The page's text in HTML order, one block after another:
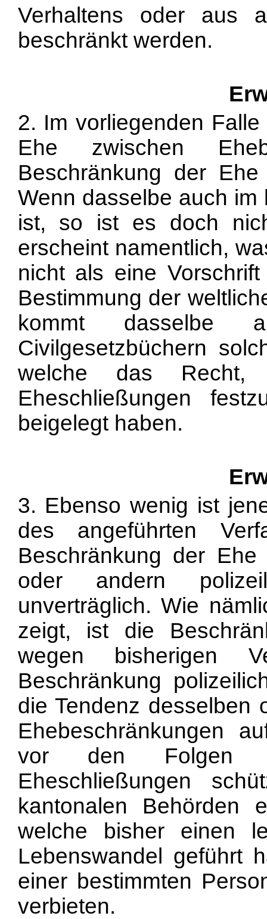
Verhaltens oder aus
beschränkt werden.
2. Im vorliegenden
Ehe zwischen
Beschränkung der
Wenn dasselbe auch
ist, so ist es doch
erscheint namentlich,
nicht als eine
Bestimmung der
kommt dasselbe
Civilgesetzbüchern
welche das Recht,
Eheschließungen
beigelegt haben.
3. Ebenso wenig ist
des angeführten
Beschränkung der
oder andern
unverträglich. Wie
zeigt, ist die
wegen bisherigen
Beschränkung
die Tendenz desselben
Ehebeschränkungen
vor den Folgen
Eheschließungen
kantonalen Behörden
welche bisher einen
Lebenswandel geführt
einer bestimmten
verbieten.